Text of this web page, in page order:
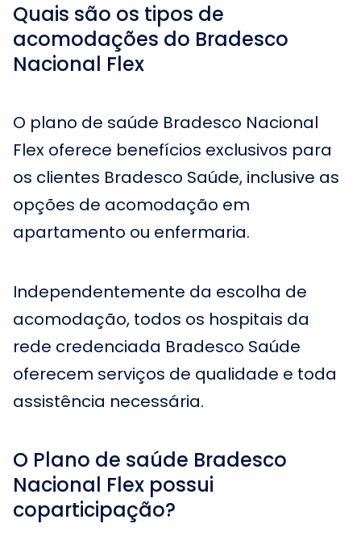
Quais são os tipos de
acomodações do Bradesco
Nacional Flex
O plano de saúde Bradesco Nacional
Flex oferece benefícios exclusivos para
os clientes Bradesco Saúde, inclusive as
opções de acomodação em
apartamento ou enfermaria.
Independentemente da escolha de
acomodação, todos os hospitais da
rede credenciada Bradesco Saúde
oferecem serviços de qualidade e toda
assistência necessária.
O Plano de saúde Bradesco
Nacional Flex possui
coparticipação?